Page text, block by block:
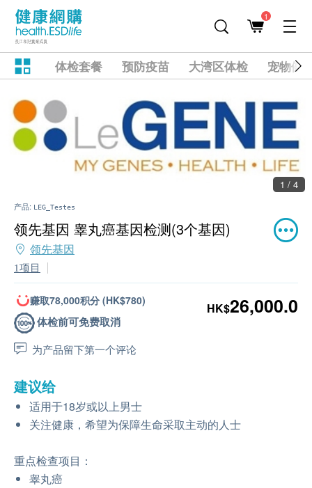
1
体检套餐 预防疫苗 大湾区体检 宠物健
1 / 4
产品: LEG_Testes
领先基因 睾丸癌基因检测(3个基因)
领先基因
1项目
赚取78,000积分 (HK$780)
体检前可免费取消
为产品留下第一个评论
HK$26,000.0
建议给
适用于18岁或以上男士
关注健康，希望为保障生命采取主动的人士
重点检查项目：
睾丸癌